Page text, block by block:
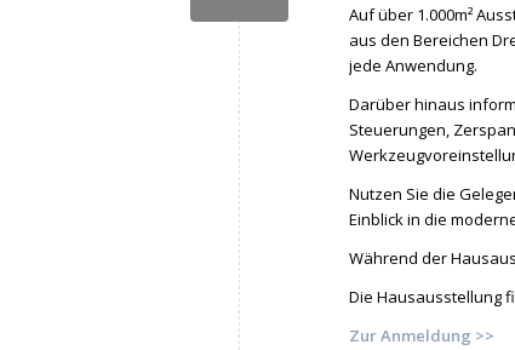
Auf über 1.000m²
aus den Bereichen
jede Anwendung.
Darüber hinaus
Steuerungen,
Nutzen Sie die
Einblick in die
Während der
Die Hausausstellung
Zur Anmeldung >>